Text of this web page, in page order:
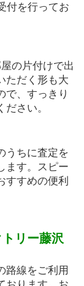
付を行ってお
の片付けで出
ただく形も大
で、すっきり
さい。
うちに査定を
ます。スピー
すすめの便利
リー藤沢
路線をご利用